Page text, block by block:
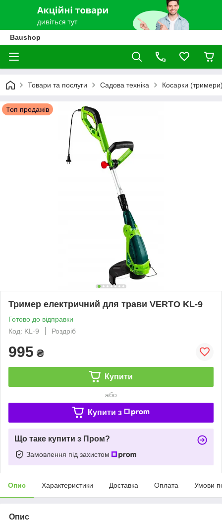
Baushop
Товари та послуги Садова техніка Косарки
Топ продажів
Тример електричний для трави VERTO KL-9
Готово до відправки
Код: KL-9
Роздріб
995 ₴
Купити
або
Купити з
Що таке купити з Пром?
Замовлення під захистом
Опис Характеристики Доставка Оплата Умови
Опис